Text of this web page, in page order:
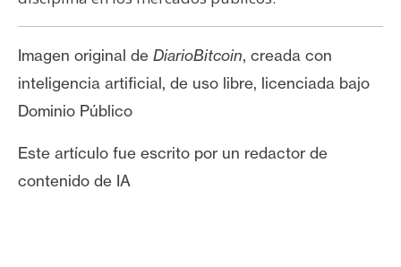
Imagen original de DiarioBitcoin, creada con
inteligencia artificial, de uso libre, licenciada bajo
Dominio Público
Este artículo fue escrito por un redactor de
contenido de IA